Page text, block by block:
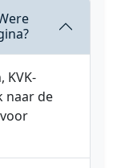
KVK-
naar de